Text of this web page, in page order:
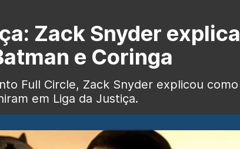
Zack Snyder explica
e Coringa
Full Circle, Zack Snyder explicou como
em Liga da Justiça.